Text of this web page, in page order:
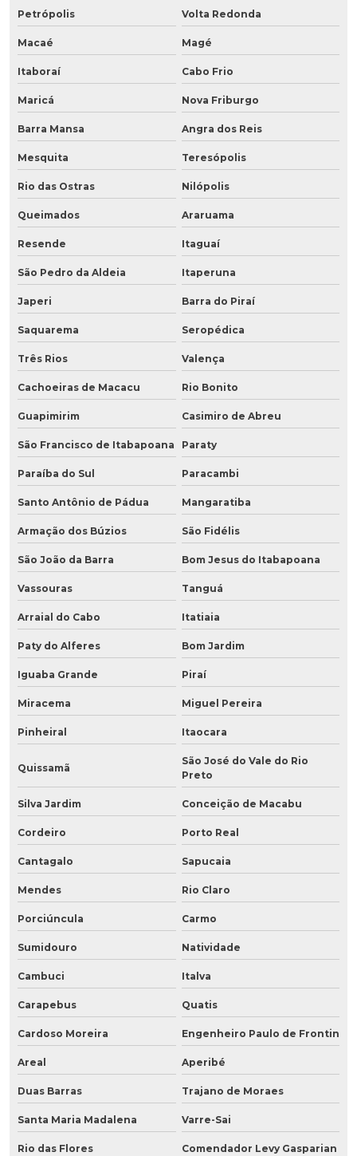
Petrópolis Volta Redonda
Macaé Magé
Itaboraí Cabo Frio
Maricá Nova Friburgo
Barra Mansa Angra dos Reis
Mesquita Teresópolis
Rio das Ostras Nilópolis
Queimados Araruama
Resende Itaguaí
São Pedro da Aldeia Itaperuna
Japeri Barra do Piraí
Saquarema Seropédica
Três Rios Valença
Cachoeiras de Macacu Rio Bonito
Guapimirim Casimiro de Abreu
São Francisco de Itabapoana Paraty
Paraíba do Sul Paracambi
Santo Antônio de Pádua Mangaratiba
Armação dos Búzios São Fidélis
São João da Barra Bom Jesus do Itabapoana
Vassouras Tanguá
Arraial do Cabo Itatiaia
Paty do Alferes Bom Jardim
Iguaba Grande Piraí
Miracema Miguel Pereira
Pinheiral Itaocara
Quissamã
São José do Vale do Rio
Preto
Silva Jardim Conceição de Macabu
Cordeiro Porto Real
Cantagalo Sapucaia
Mendes Rio Claro
Porciúncula Carmo
Sumidouro Natividade
Cambuci Italva
Carapebus Quatis
Cardoso Moreira Engenheiro Paulo de Frontin
Areal Aperibé
Duas Barras Trajano de Moraes
Santa Maria Madalena Varre-Sai
Rio das Flores Comendador Levy Gasparian